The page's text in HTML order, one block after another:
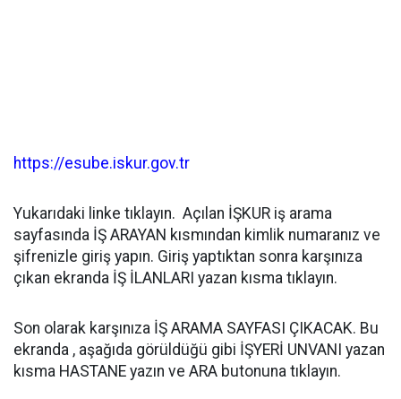
https://esube.iskur.gov.tr
Yukarıdaki linke tıklayın. Açılan İŞKUR iş arama
sayfasında İŞ ARAYAN kısmından kimlik numaranız ve
şifrenizle giriş yapın. Giriş yaptıktan sonra karşınıza
çıkan ekranda İŞ İLANLARI yazan kısma tıklayın.
Son olarak karşınıza İŞ ARAMA SAYFASI ÇIKACAK. Bu
ekranda , aşağıda görüldüğü gibi İŞYERİ UNVANI yazan
kısma HASTANE yazın ve ARA butonuna tıklayın.